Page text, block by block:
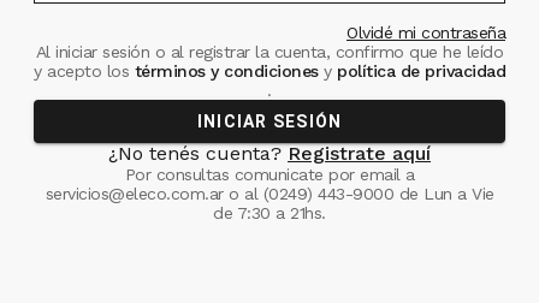
Olvidé mi contraseña
Al iniciar sesión o al registrar la cuenta, confirmo que he leído
y acepto los términos y condiciones ypolítica de privacidad
.
INICIAR SESIÓN
¿No tenés cuenta? Registrate aquí
Por consultas comunicate por email a
servicios@eleco.com.aro al (0249) 443-9000 de Lun a Vie
de 7:30 a 21hs.